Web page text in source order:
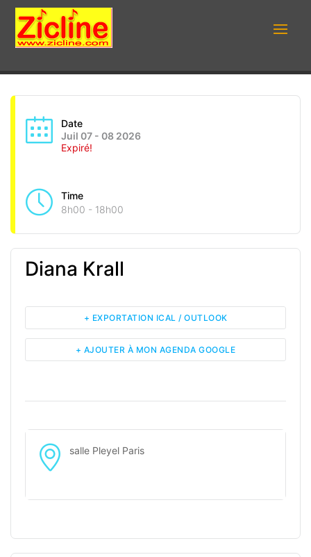
Date
Juil 07 - 08 2026
Expiré!
Time
8h00 - 18h00
Diana Krall
+ AJOUTER À MON AGENDA GOOGLE
+ EXPORTATION ICAL / OUTLOOK
salle Pleyel Paris